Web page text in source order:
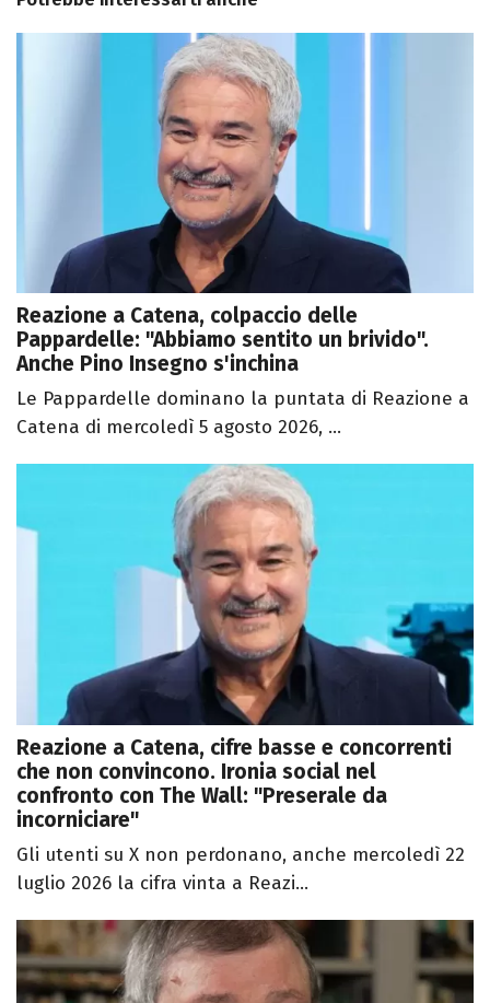
Reazione a Catena, colpaccio delle
Pappardelle: "Abbiamo sentito un brivido".
Anche Pino Insegno s'inchina
Le Pappardelle dominano la puntata di Reazione a
Catena di mercoledì 5 agosto 2026, ...
Reazione a Catena, cifre basse e concorrenti
che non convincono. Ironia social nel
confronto con The Wall: "Preserale da
incorniciare"
Gli utenti su X non perdonano, anche mercoledì 22
luglio 2026 la cifra vinta a Reazi...